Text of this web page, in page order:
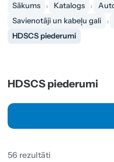
Sākums Katalogs
Savienotāji un kabeļu gali
HDSCS piederumi
HDSCS piederumi
56 rezultāti